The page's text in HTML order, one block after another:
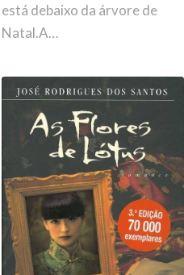
está debaixo da árvore de
Natal.A…